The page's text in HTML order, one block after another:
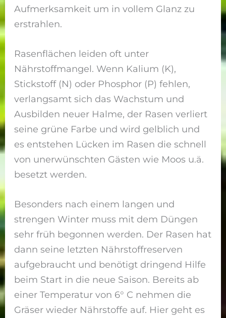
Aufmerksamkeit um in vollem Glanz zu
erstrahlen.
Rasenflächen leiden oft unter
Nährstoffmangel. Wenn Kalium (K),
Stickstoff (N) oder Phosphor (P) fehlen,
verlangsamt sich das Wachstum und
Ausbilden neuer Halme, der Rasen verliert
seine grüne Farbe und wird gelblich und
es entstehen Lücken im Rasen die schnell
von unerwünschten Gästen wie Moos u.ä.
besetzt werden.
Besonders nach einem langen und
strengen Winter muss mit dem Düngen
sehr früh begonnen werden. Der Rasen hat
dann seine letzten Nährstoffreserven
aufgebraucht und benötigt dringend Hilfe
beim Start in die neue Saison. Bereits ab
einer Temperatur von 6° C nehmen die
Gräser wieder Nährstoffe auf. Hier geht es